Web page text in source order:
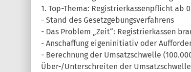
1. Top-Thema: Registrierkassenpflicht ab
- Stand des Gesetzgebungsverfahrens
- Das Problem „Zeit“: Registrierkassen
- Anschaffung eigeninitiativ oder
- Berechnung der Umsatzschwelle
Über-/Unterschreiten der